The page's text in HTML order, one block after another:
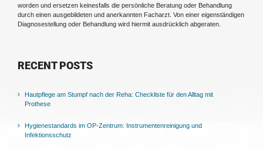
worden und ersetzen keinesfalls die persönliche Beratung oder Behandlung
durch einen ausgebildeten und anerkannten Facharzt. Von einer eigenständigen
Diagnosestellung oder Behandlung wird hiermit ausdrücklich abgeraten.
RECENT POSTS
Hautpflege am Stumpf nach der Reha: Checkliste für den Alltag mit
Prothese
Hygienestandards im OP-Zentrum: Instrumentenreinigung und
Infektionsschutz